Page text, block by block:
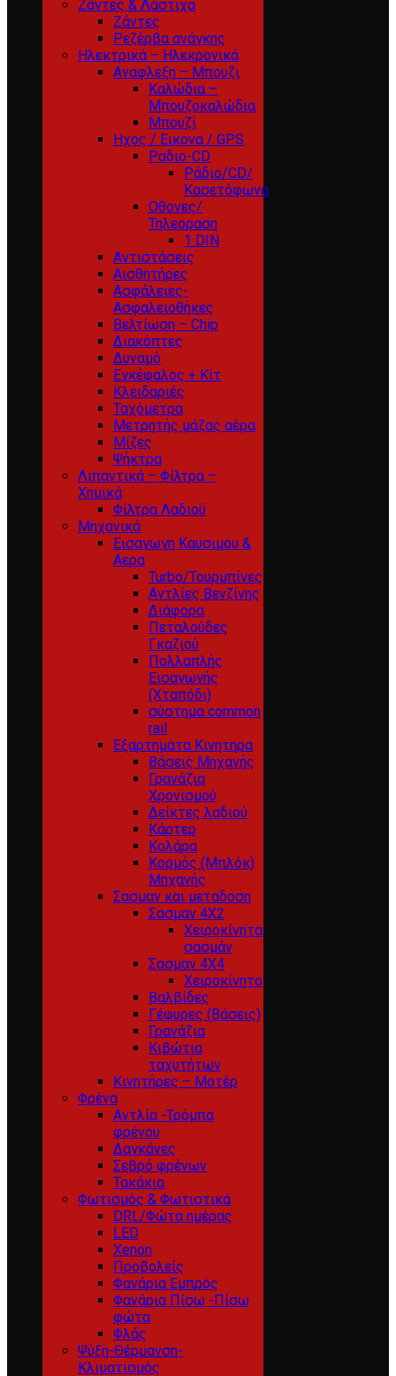
Ζάντες & Λάστιχα
Ζάντες
Ρεζέρβα ανάγκης
Ηλεκτρικά – Ηλεκρονικά
Αναφλεξη – Μπουζι
Καλώδια –
Μπουζοκαλώδια
Μπουζί
Ηχος / Εικονα / GPS
Ραδιο-CD
Ράδιο/CD/
Κασετόφωνα
Οθονες/
Τηλεοραση
1 DIN
Αντιστάσεις
Αισθητήρες
Ασφάλειες-
Ασφαλειοθήκες
Βελτίωση – Chip
Διακόπτες
Δυναμό
Εγκέφαλος + Κίτ
Κλειδαριές
Ταχόμετρα
Μετρητής μάζας αέρα
Μίζες
Ψήκτρα
Λιπαντικά – Φίλτρα –
Χημικά
Φίλτρα Λαδιού
Μηχανικά
Εισαγωγη Καυσιμου &
Αερα
Turbo/Τουρμπίνες
Αντλίες Βενζίνης
Διάφορα
Πεταλούδες
Γκαζιού
Πολλαπλής
Εισαγωγής
(Χταπόδι)
σύστημα common
rail
Εξαρτηματα Κινητηρα
Βάσεις Μηχανής
Γρανάζια
Χρονισμού
Δείκτες λαδιού
Κάρτερ
Κολάρα
Κορμός (Μπλόκ)
Μηχανής
Σασμαν και μεταδοση
Σασμαν 4Χ2
Χειροκίνητα
σασμάν
Σασμαν 4Χ4
Χειροκίνητο
Βαλβίδες
Γέφυρες (Βάσεις)
Γρανάζια
Κιβώτια
ταχυτήτων
Κινητήρες – Μοτέρ
Φρένα
Αντλία -Τρόμπα
φρένου
Δαγκάνες
Σεβρό φρένων
Τακάκια
Φωτισμός & Φωτιστικά
DRL/Φώτα ημέρας
LED
Xenon
Προβολείς
Φανάρια Εμπρός
Φανάρια Πίσω -Πίσω
φώτα
Φλάς
Ψύξη-Θέρμανση-
Κλιματισμός